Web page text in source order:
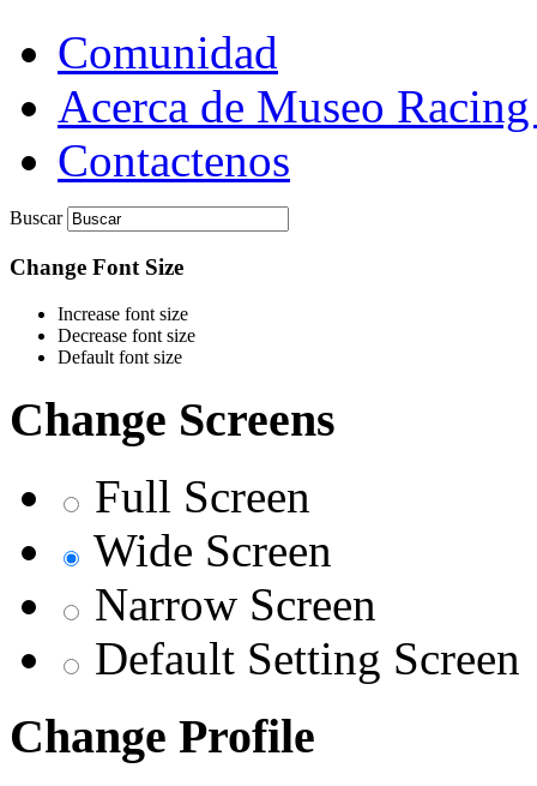
Comunidad
Acerca de Museo
Contactenos
Buscar
Change Font Size
Increase font size
Decrease font size
Default font size
Change Screens
Full Screen
Wide Screen
Narrow Screen
Default Setting Screen
Change Profile